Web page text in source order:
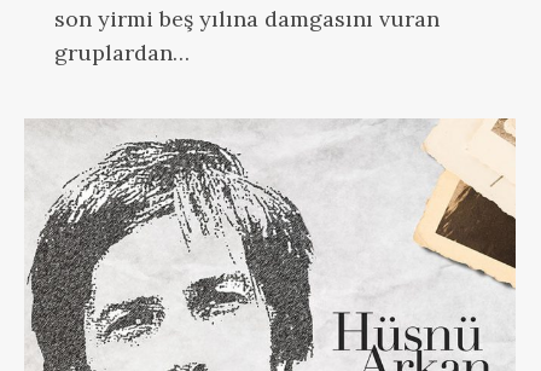
son yirmi beş yılına damgasını vuran
gruplardan…